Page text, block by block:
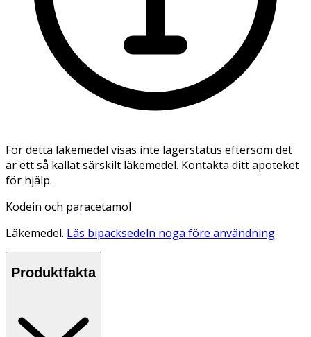
För detta läkemedel visas inte lagerstatus eftersom det
är ett så kallat särskilt läkemedel. Kontakta ditt apoteket
för hjälp.
Kodein och paracetamol
Läkemedel. Läs bipacksedeln noga före användning
Produktfakta